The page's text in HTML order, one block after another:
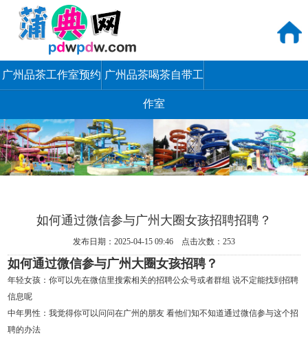
广州品茶工作室预约 广州品茶喝茶自带工
作室
如何通过微信参与广州大圈女孩招聘招聘？
发布日期：2025-04-15 09:46 点击次数：253
如何通过微信参与广州大圈女孩招聘？
年轻女孩 ：你可以先在微信里搜索相关的招聘公众号或者群组 说不定能找到招聘
信息呢
中年男性 ：我觉得你可以问问在广州的朋友 看他们知不知道通过微信参与这个招
聘的办法